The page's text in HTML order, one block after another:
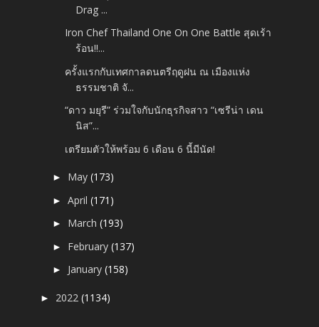
Drag ...
Iron Chef Thailand One On One Battle สุดเร้า
ร้อน!!...
ครั้งแรกกับเทศกาลดนตรีฤดูฝน ณ เมืองแห่ง
ธรรมชาติ จั...
“ดาว มยุรี” ร่วมใจกับนักธุรกิจสาว “เซรีน่า เดน
นิส”...
เตรียมตัวให้พร้อม 6 เดือน 6 นี้มีนัด!
► May(173)
►April(171)
► March(193)
► February(137)
► January(158)
► 2022(1134)